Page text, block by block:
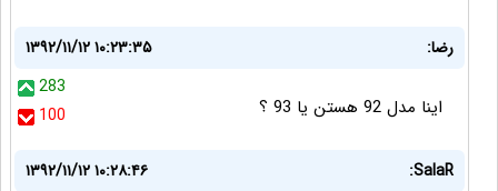
رضا:
۱۳۹۲/۱۱/۱۲ ۱۰:۲۳:۳۵
283
100
اینا مدل 92 هستن یا 93 ؟
SalaR:
۱۳۹۲/۱۱/۱۲ ۱۰:۲۸:۴۶